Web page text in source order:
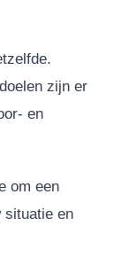
zijn er
en
om een
situatie en